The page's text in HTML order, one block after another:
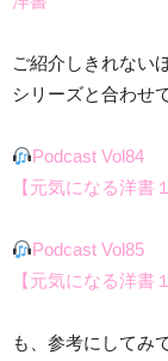
ご紹介しきれない
シリーズと合わせ
Podcast Vol84
【元気になる洋書
Podcast Vol85
【元気になる洋書
も、参考にしてみ